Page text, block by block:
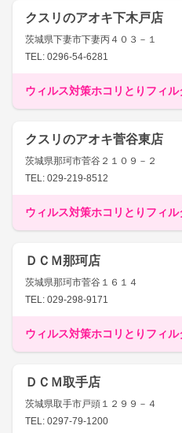
クスリのアオキ下木戸店
茨城県下妻市下妻丙４０３－１
TEL: 0296-54-6281
ウィルス対策ホコリとりフィ
クスリのアオキ菅谷東店
茨城県那珂市菅谷２１０９－２
TEL: 029-219-8512
ウィルス対策ホコリとりフィ
ＤＣＭ那珂店
茨城県那珂市菅谷１６１４
TEL: 029-298-9171
ウィルス対策ホコリとりフィ
ＤＣＭ取手店
茨城県取手市戸頭１２９９－４
TEL: 0297-79-1200